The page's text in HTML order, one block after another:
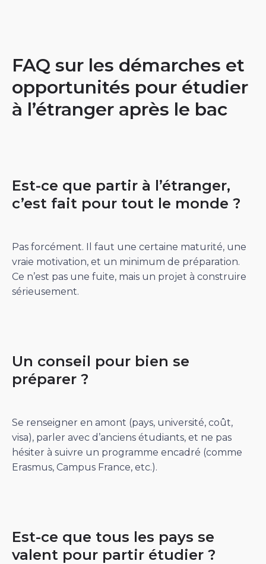
FAQ sur les démarches et
opportunités pour étudier
à l’étranger après le bac
Est-ce que partir à l’étranger,
c’est fait pour tout le monde ?
Pas forcément. Il faut une certaine maturité, une
vraie motivation, et un minimum de préparation.
Ce n’est pas une fuite, mais un projet à construire
sérieusement.
Un conseil pour bien se
préparer ?
Se renseigner en amont (pays, université, coût,
visa), parler avec d’anciens étudiants, et ne pas
hésiter à suivre un programme encadré (comme
Erasmus, Campus France, etc.).
Est-ce que tous les pays se
valent pour partir étudier ?